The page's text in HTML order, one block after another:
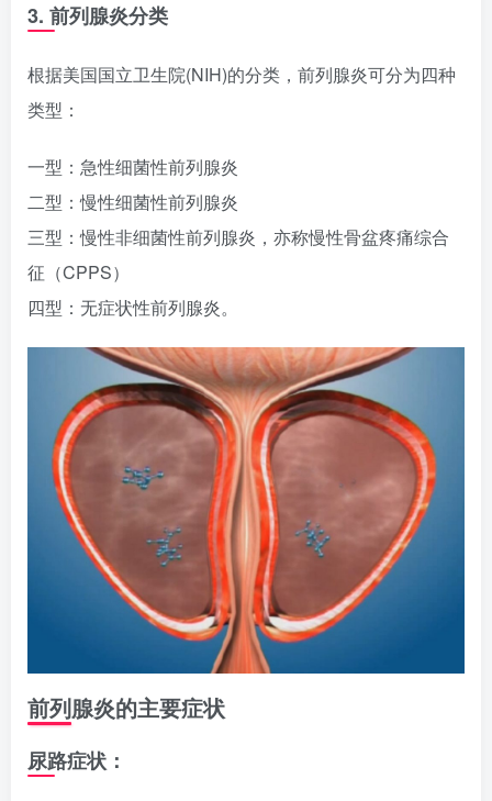
3. 前列腺炎分类
根据美国国立卫生院(NIH)的分类，前列腺炎可分为四种
类型：
一型：急性细菌性前列腺炎
二型：慢性细菌性前列腺炎
三型：慢性非细菌性前列腺炎，亦称慢性骨盆疼痛综合
征（CPPS）
四型：无症状性前列腺炎。
前列腺炎的主要症状
尿路症状：